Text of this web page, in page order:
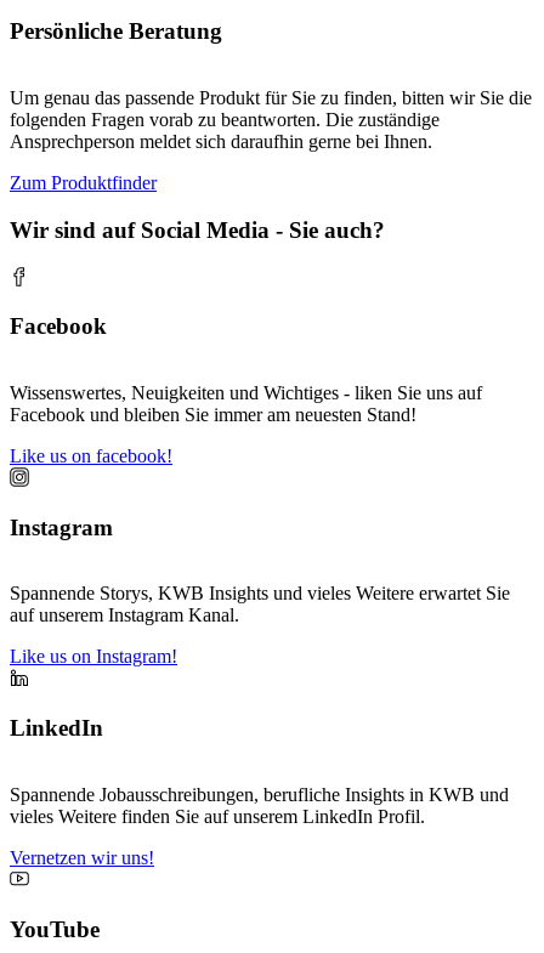
Persönliche Beratung
Um genau das passende Produkt für Sie zu finden, bitten wir Sie die
folgenden Fragen vorab zu beantworten. Die zuständige
Ansprechperson meldet sich daraufhin gerne bei Ihnen.
Zum Produktfinder
Wir sind auf Social Media - Sie auch?
Facebook
Wissenswertes, Neuigkeiten und Wichtiges - liken Sie uns auf
Facebook und bleiben Sie immer am neuesten Stand!
Like us on facebook!
Instagram
Spannende Storys, KWB Insights und vieles Weitere erwartet Sie
auf unserem Instagram Kanal.
Like us on Instagram!
LinkedIn
Spannende Jobausschreibungen, berufliche Insights in KWB und
vieles Weitere finden Sie auf unserem LinkedIn Profil.
Vernetzen wir uns!
YouTube